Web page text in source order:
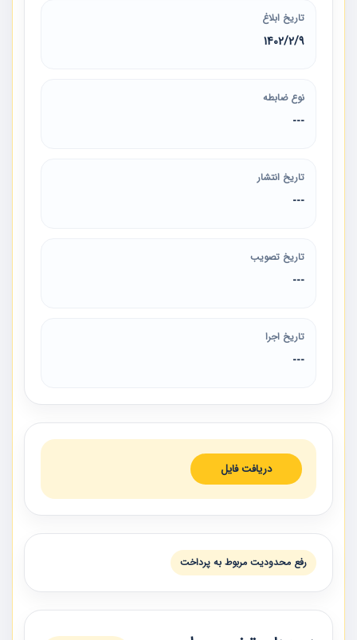
تاریخ ابلاغ
1402/2/9
نوع ضابطه
---
تاریخ انتشار
---
تاریخ تصویب
---
تاریخ اجرا
---
دریافت فایل
رفع محدودیت مربوط به پرداخت